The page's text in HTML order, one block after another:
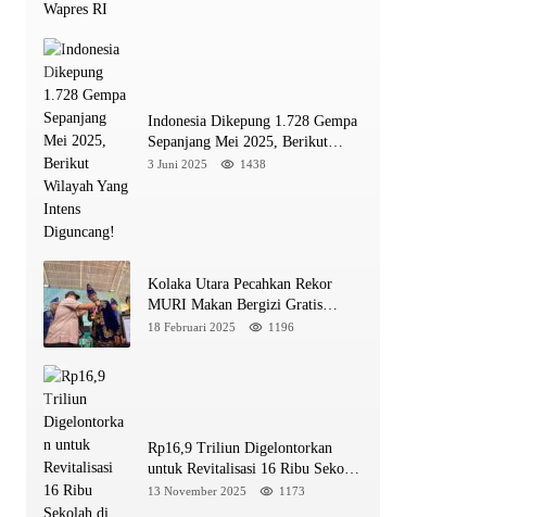
Indonesia Dikepung 1.728 Gempa
Sepanjang Mei 2025, Berikut
Wilayah Yang Intens Diguncang!
3 Juni 2025 1438
Kolaka Utara Pecahkan Rekor
MURI Makan Bergizi Gratis
Dengan Peserta Terbanyak
18 Februari 2025 1196
Rp16,9 Triliun Digelontorkan
untuk Revitalisasi 16 Ribu Sekolah
di Seluruh Indonesia
13 November 2025 1173